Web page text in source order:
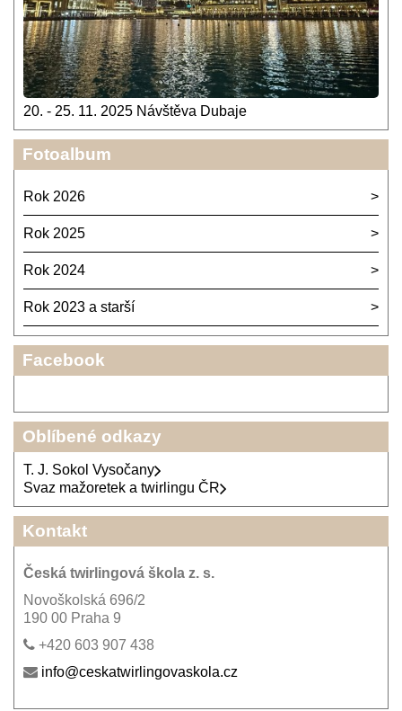
20. - 25. 11. 2025 Návštěva Dubaje
Fotoalbum
Rok 2026
Rok 2025
Rok 2024
Rok 2023 a starší
Facebook
Oblíbené odkazy
T. J. Sokol Vysočany
Svaz mažoretek a twirlingu ČR
Kontakt
Česká twirlingová škola z. s.
Novoškolská 696/2
190 00 Praha 9
+420 603 907 438
info@ceskatwirlingovaskola.cz